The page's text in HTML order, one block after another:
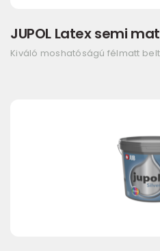
JUPOL Latex semi
Kiváló moshatóságú félmatt